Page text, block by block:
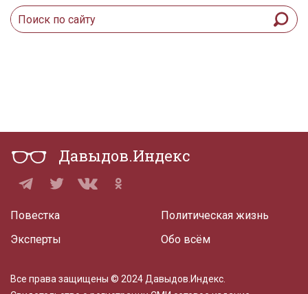
Давыдов.Индекс
Повестка
Эксперты
Политическая жизнь
Обо всём
Все права защищены © 2024 Давыдов.Индекс.